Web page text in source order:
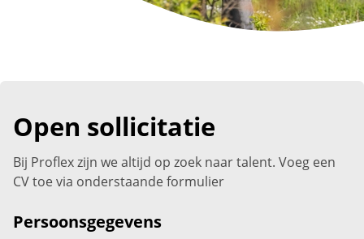
Open sollicitatie
Bij Proflex zijn we altijd op zoek naar talent. Voeg een
CV toe via onderstaande formulier
Persoonsgegevens